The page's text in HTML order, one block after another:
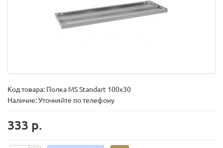
Код товара: Полка MS Standart 100х30
Наличие: Уточняйте по телефону
333 р.